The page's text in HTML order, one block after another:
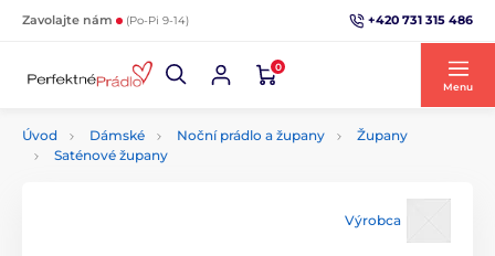
Zavolajte nám (Po-Pi 9-14) +420 731 315 486
0
Menu
Úvod Dámské Noční prádlo a župany
Župany
Saténové župany
Výrobca